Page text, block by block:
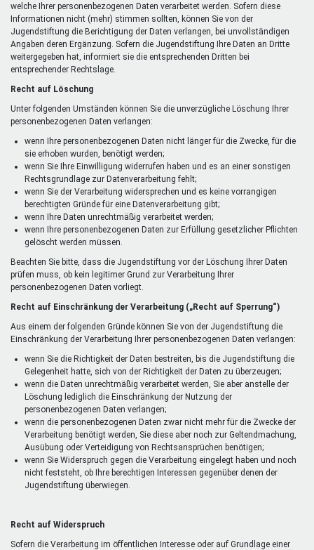
welche Ihrer personenbezogenen Daten verarbeitet werden. Sofern diese
Informationen nicht (mehr) stimmen sollten, können Sie von der
Jugendstiftung die Berichtigung der Daten verlangen, bei unvollständigen
Angaben deren Ergänzung. Sofern die Jugendstiftung Ihre Daten an Dritte
weitergegeben hat, informiert sie die entsprechenden Dritten bei
entsprechender Rechtslage.
Recht auf Löschung
Unter folgenden Umständen können Sie die unverzügliche Löschung Ihrer
personenbezogenen Daten verlangen:
wenn Ihre personenbezogenen Daten nicht länger für die Zwecke, für die
sie erhoben wurden, benötigt werden;
wenn Sie Ihre Einwilligung widerrufen haben und es an einer sonstigen
Rechtsgrundlage zur Datenverarbeitung fehlt;
wenn Sie der Verarbeitung widersprechen und es keine vorrangigen
berechtigten Gründe für eine Datenverarbeitung gibt;
wenn Ihre Daten unrechtmäßig verarbeitet werden;
wenn Ihre personenbezogenen Daten zur Erfüllung gesetzlicher Pflichten
gelöscht werden müssen.
Beachten Sie bitte, dass die Jugendstiftung vor der Löschung Ihrer Daten
prüfen muss, ob kein legitimer Grund zur Verarbeitung Ihrer
personenbezogenen Daten vorliegt.
Recht auf Einschränkung der Verarbeitung („Recht auf Sperrung“)
Aus einem der folgenden Gründe können Sie von der Jugendstiftung die
Einschränkung der Verarbeitung Ihrer personenbezogenen Daten verlangen:
wenn Sie die Richtigkeit der Daten bestreiten, bis die Jugendstiftung die
Gelegenheit hatte, sich von der Richtigkeit der Daten zu überzeugen;
wenn die Daten unrechtmäßig verarbeitet werden, Sie aber anstelle der
Löschung lediglich die Einschränkung der Nutzung der
personenbezogenen Daten verlangen;
wenn die personenbezogenen Daten zwar nicht mehr für die Zwecke der
Verarbeitung benötigt werden, Sie diese aber noch zur Geltendmachung,
Ausübung oder Verteidigung von Rechtsansprüchen benötigen;
wenn Sie Widerspruch gegen die Verarbeitung eingelegt haben und noch
nicht feststeht, ob Ihre berechtigen Interessen gegenüber denen der
Jugendstiftung überwiegen.
Recht auf Widerspruch
Sofern die Verarbeitung im öffentlichen Interesse oder auf Grundlage einer